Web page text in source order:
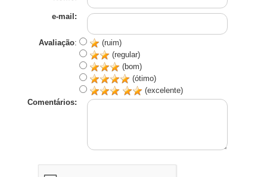
e-mail:
Avaliação:
(ruim)
(regular)
(bom)
(ótimo)
(excelente)
Comentários: